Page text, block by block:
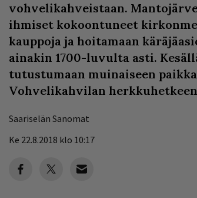
vohvelikahveistaan.
ihmiset kokoontuneet
kauppoja ja hoitamaan
ainakin 1700-luvulta asti.
tutustumaan muinaiseen
Vohvelikahvilan
Saariselän Sanomat
Ke 22.8.2018 klo 10:17